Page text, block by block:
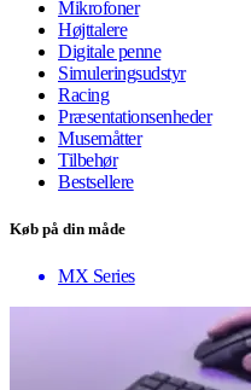
Mikrofoner
Højttalere
Digitale penne
Simuleringsudstyr
Racing
Præsentationsenheder
Musemåtter
Tilbehør
Bestsellere
Køb på din måde
MX Series